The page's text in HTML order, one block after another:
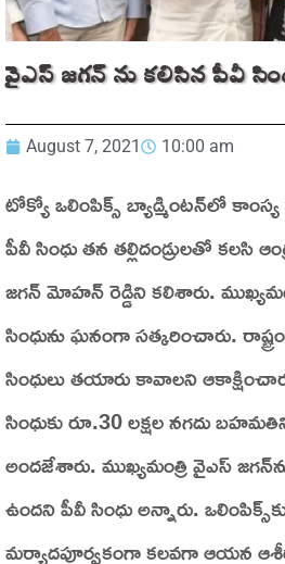
వైఎస్ జగన్ ను కలిసిన పీవీ
August 7, 2021 10:00 am
టోక్యో ఒలింపిక్స్‌ బ్యాడ్మింటన్‌లో కాంస్య
పీవీ సింధు తన తల్లిదండ్రులతో కలసి
జగన్‌ మోహన్‌ రెడ్డిని కలిశారు.
సింధును ఘనంగా సత్కరించారు.
సింధులు తయారు కావాలని
సింధుకు రూ.30 లక్షల నగదు
అందజేశారు. ముఖ్యమంత్రి వైఎస్‌
ఉందని పీవీ సింధు అన్నారు.
మర్యాదపూర్వకంగా కలవగా ఆయన